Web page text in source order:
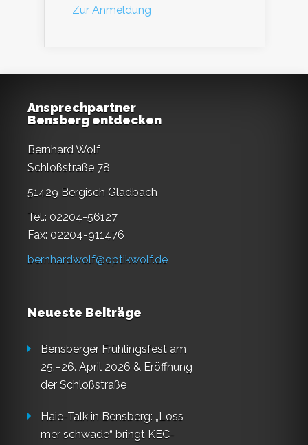
Zur Anmeldung
Ansprechpartner
Bensberg entdecken
Bernhard Wolf
Schloßstraße 78
51429 Bergisch Gladbach
Tel.: 02204-56127
Fax: 02204-911476
bernhardwolf@optikwolf.de
Neueste Beiträge
Bensberger Frühlingsfest am
25.–26. April 2026 & Eröffnung
der Schloßstraße
Haie-Talk in Bensberg: „Loss
mer schwade“ bringt KEC-